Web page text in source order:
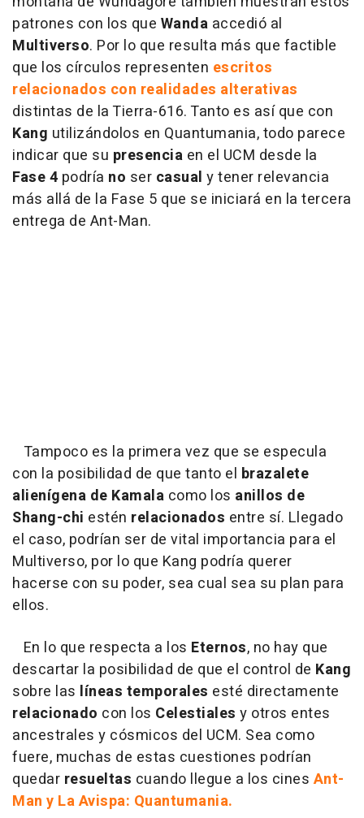
patrones con los que Wanda accedió al
Multiverso. Por lo que resulta más que factible
que los círculos representen escritos
relacionados con realidades alterativas
distintas de la Tierra-616. Tanto es así que con
Kang utilizándolos en Quantumania, todo parece
indicar que su presencia en el UCM desde la
Fase 4 podría no ser casual y tener relevancia
más allá de la Fase 5 que se iniciará en la tercera
entrega de Ant-Man.
Tampoco es la primera vez que se especula
con la posibilidad de que tanto el brazalete
alienígena de Kamala como los anillos de
Shang-chi estén relacionados entre sí. Llegado
el caso, podrían ser de vital importancia para el
Multiverso, por lo que Kang podría querer
hacerse con su poder, sea cual sea su plan para
ellos.
En lo que respecta a los Eternos, no hay que
descartar la posibilidad de que el control de Kang
sobre las líneas temporales esté directamente
relacionado con los Celestiales y otros entes
ancestrales y cósmicos del UCM. Sea como
fuere, muchas de estas cuestiones podrían
quedar resueltas cuando llegue a los cines Ant-
Man y La Avispa: Quantumania.